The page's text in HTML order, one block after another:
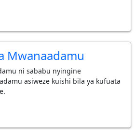
Mwanaadamu
ni sababu nyingine
asiweze kuishi bila ya kufuata